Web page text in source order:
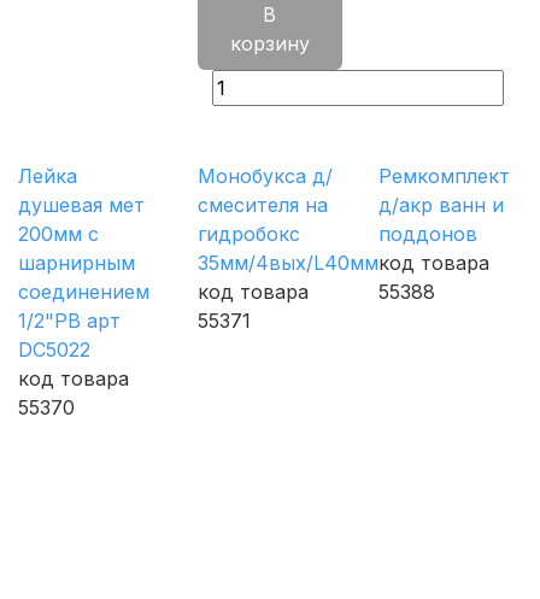
В
корзину
Лейка
душевая мет
200мм с
шарнирным
соединением
1/2"РВ арт
DC5022
код товара
55370
Монобукса д/
смесителя на
гидробокс
35мм/4вых/L40мм
код товара
55371
Ремкомплект
д/акр ванн и
поддонов
код товара
55388